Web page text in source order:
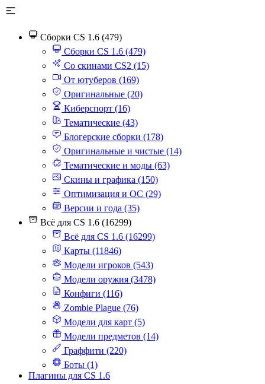
Сборки CS 1.6 (479)
Сборки CS 1.6 (479)
Со скинами CS2 (15)
От ютуберов (169)
Оригинальные (20)
Киберспорт (16)
Тематические (43)
Блогерские сборки (178)
Оригинальные и чистые (14)
Тематические и моды (63)
Скины и графика (150)
Оптимизация и ОС (29)
Версии и года (35)
Всё для CS 1.6 (16299)
Всё для CS 1.6 (16299)
Карты (11846)
Модели игроков (543)
Модели оружия (3478)
Конфиги (116)
Zombie Plague (76)
Модели для карт (5)
Модели предметов (14)
Граффити (220)
Боты (1)
Плагины для CS 1.6